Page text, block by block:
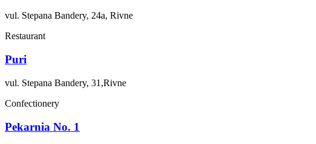
vul. Stepana Bandery, 24a, Rivne
Restaurant
Puri
vul. Stepana Bandery, 31,Rivne
Confectionery
Pekarnia No. 1